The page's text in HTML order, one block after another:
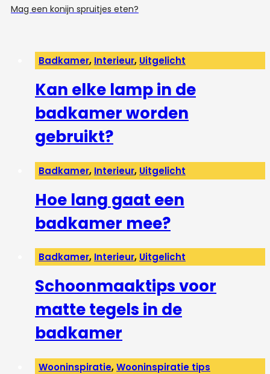
Mag een konijn spruitjes eten?
Badkamer, Interieur, Uitgelicht
Kan elke lamp in de
badkamer worden
gebruikt?
Badkamer, Interieur, Uitgelicht
Hoe lang gaat een
badkamer mee?
Badkamer, Interieur, Uitgelicht
Schoonmaaktips voor
matte tegels in de
badkamer
Wooninspiratie,Wooninspiratie tips